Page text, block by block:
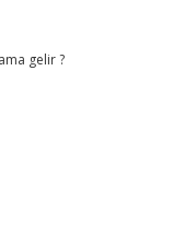
gelir ?